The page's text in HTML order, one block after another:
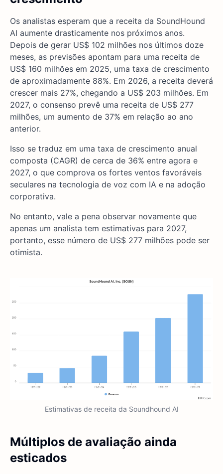
Os analistas esperam que a receita da SoundHound
AI aumente drasticamente nos próximos anos.
Depois de gerar US$ 102 milhões nos últimos doze
meses, as previsões apontam para uma receita de
US$ 160 milhões em 2025, uma taxa de crescimento
de aproximadamente 88%. Em 2026, a receita deverá
crescer mais 27%, chegando a US$ 203 milhões. Em
2027, o consenso prevê uma receita de US$ 277
milhões, um aumento de 37% em relação ao ano
anterior.
Isso se traduz em uma taxa de crescimento anual
composta (CAGR) de cerca de 36% entre agora e
2027, o que comprova os fortes ventos favoráveis
seculares na tecnologia de voz com IA e na adoção
corporativa.
No entanto, vale a pena observar novamente que
apenas um analista tem estimativas para 2027,
portanto, esse número de US$ 277 milhões pode ser
otimista.
Estimativas de receita da Soundhound AI
Múltiplos de avaliação ainda
esticados